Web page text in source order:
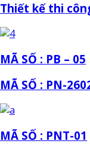
Thiết kế thi
MÃ SỐ : PB – 05
MÃ SỐ : PN-
MÃ SỐ : PNT-01